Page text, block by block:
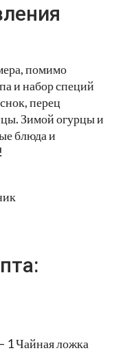
помимо
и набор специй
перец
Зимой огурцы и
блюда и
1 Чайная ложка